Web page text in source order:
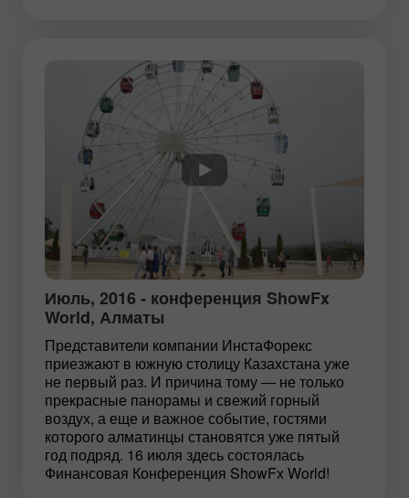
Июль, 2016 - конференция ShowFx
World, Алматы
Представители компании ИнстаФорекс
приезжают в южную столицу Казахстана уже
не первый раз. И причина тому — не только
прекрасные панорамы и свежий горный
воздух, а еще и важное событие, гостями
которого алматинцы становятся уже пятый
год подряд. 16 июля здесь состоялась
Финансовая Конференция ShowFx World!